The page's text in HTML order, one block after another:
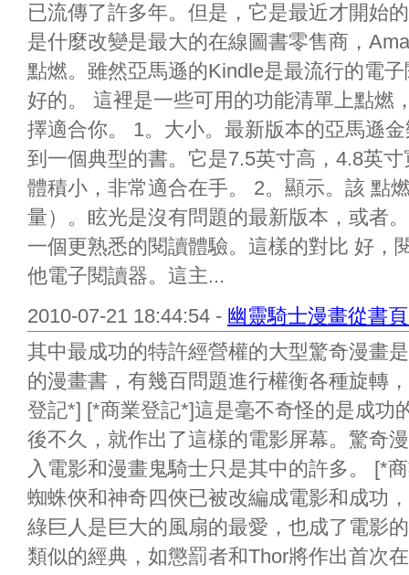
已流傳了許多年。但是，它是最近才開始
是什麼改變是最大的在線圖書零售商，
點燃。雖然亞馬遜的Kindle是最流行的電
好的。 這裡是一些可用的功能清單上點燃
擇適合你。 1。大小。最新版本的亞馬遜
到一個典型的書。它是7.5英寸高，4.8英
體積小，非常適合在手。 2。顯示。該 點
量）。眩光是沒有問題的最新版本，或者
一個更熟悉的閱讀體驗。這樣的對比 好，
他電子閱讀器。這主...
2010-07-21 18:44:54 - 幽靈騎士漫畫從書
其中最成功的特許經營權的大型驚奇漫畫
的漫畫書，有幾百問題進行權衡各種旋轉
登記*] [*商業登記*]這是毫不奇怪的是成功
後不久，就作出了這樣的電影屏幕。驚奇
入電影和漫畫鬼騎士只是其中的許多。 [*
蜘蛛俠和神奇四俠已被改編成電影和成功
綠巨人是巨大的風扇的最愛，也成了電影
類似的經典，如懲罰者和Thor將作出首次